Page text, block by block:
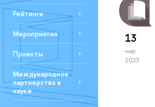
Рейтинги
Мероприятия
Проекты
Международное
партнерство в
науке
13
мар
2023